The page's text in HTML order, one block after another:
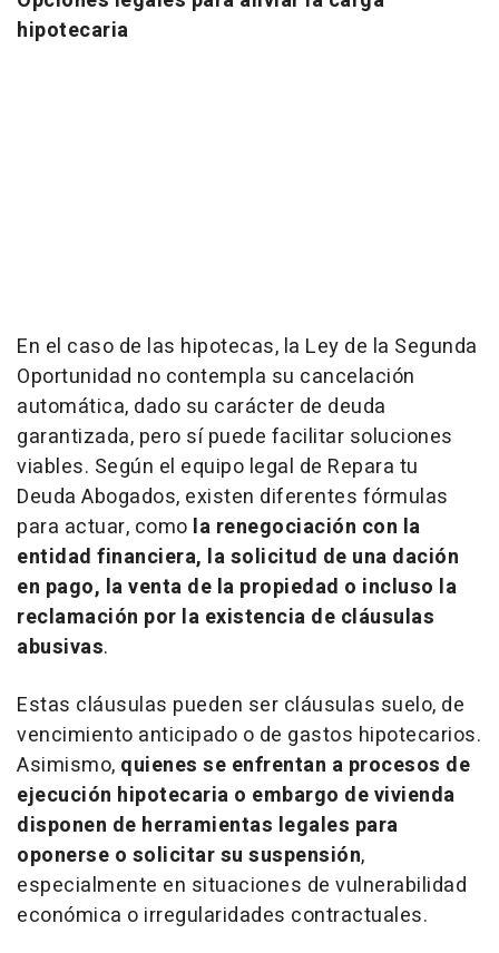
hipotecaria
En el caso de las hipotecas, la Ley de la Segunda
Oportunidad no contempla su cancelación
automática, dado su carácter de deuda
garantizada, pero sí puede facilitar soluciones
viables. Según el equipo legal de Repara tu
Deuda Abogados, existen diferentes fórmulas
para actuar, como la renegociación con la
entidad financiera, la solicitud de una dación
en pago, la venta de la propiedad o incluso la
reclamación por la existencia de cláusulas
abusivas.
Estas cláusulas pueden ser cláusulas suelo, de
vencimiento anticipado o de gastos hipotecarios.
Asimismo, quienes se enfrentan a procesos de
ejecución hipotecaria o embargo de vivienda
disponen de herramientas legales para
oponerse o solicitar su suspensión,
especialmente en situaciones de vulnerabilidad
económica o irregularidades contractuales.